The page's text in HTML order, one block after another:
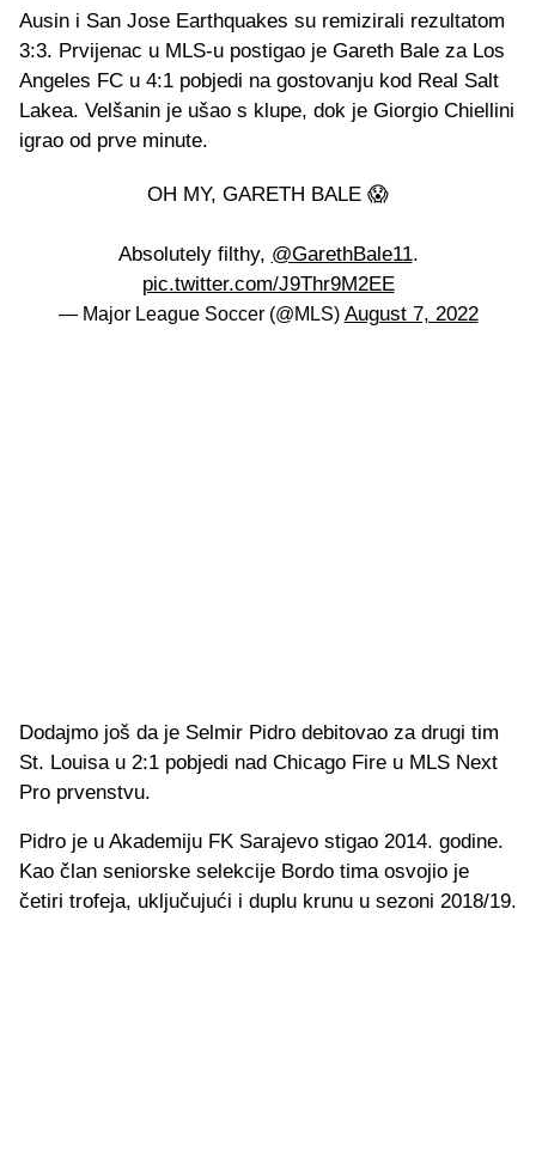
Ausin i San Jose Earthquakes su remizirali rezultatom
3:3. Prvijenac u MLS-u postigao je Gareth Bale za Los
Angeles FC u 4:1 pobjedi na gostovanju kod Real Salt
Lakea. Velšanin je ušao s klupe, dok je Giorgio Chiellini
igrao od prve minute.
OH MY, GARETH BALE 😱
Absolutely filthy, @GarethBale11.
pic.twitter.com/J9Thr9M2EE
— Major League Soccer (@MLS) August 7, 2022
Dodajmo još da je Selmir Pidro debitovao za drugi tim
St. Louisa u 2:1 pobjedi nad Chicago Fire u MLS Next
Pro prvenstvu.
Pidro je u Akademiju FK Sarajevo stigao 2014. godine.
Kao član seniorske selekcije Bordo tima osvojio je
četiri trofeja, uključujući i duplu krunu u sezoni 2018/19.